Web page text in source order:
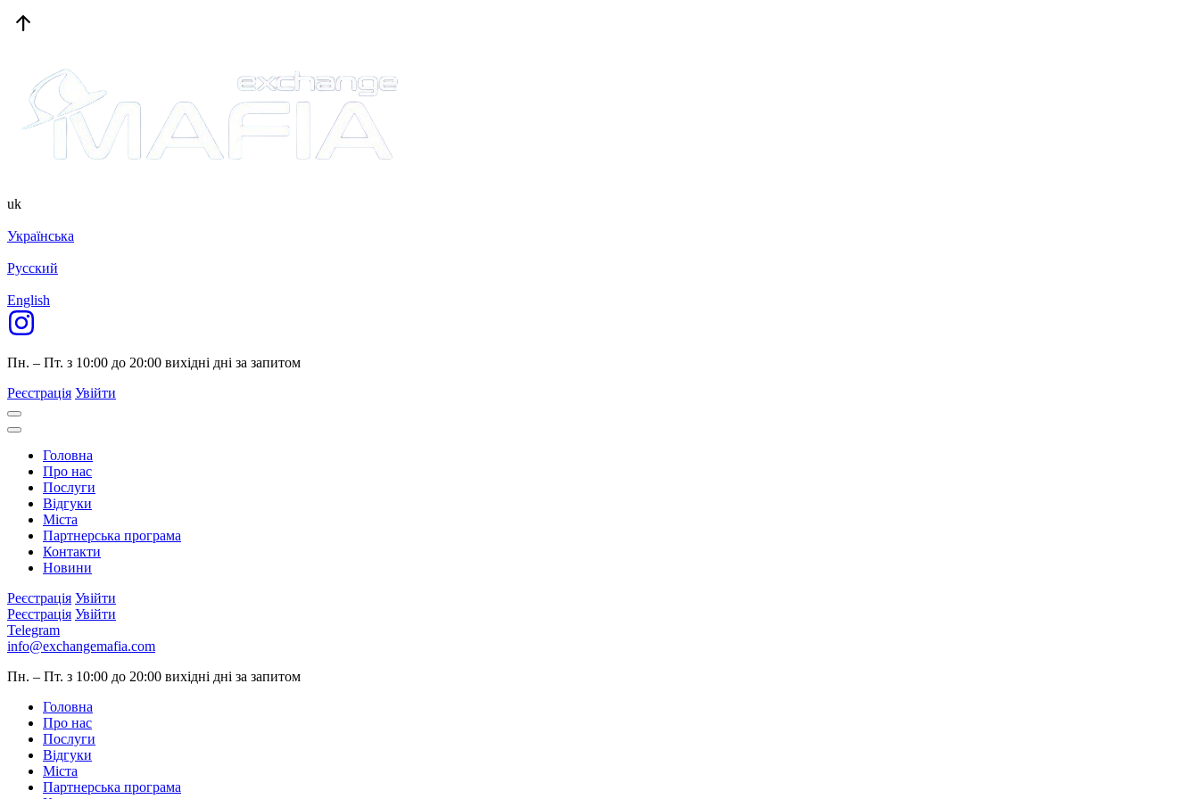
uk
Українська
Русский
English
Пн. – Пт. з 10:00 до 20:00 вихідні дні за запитом
Реєстрація Увійти
Головна
Про нас
Послуги
Відгуки
Міста
Партнерська програма
Контакти
Новини
Реєстрація Увійти
Реєстрація Увійти
Telegram
info@exchangemafia.com
Пн. – Пт. з 10:00 до 20:00 вихідні дні за запитом
Головна
Про нас
Послуги
Відгуки
Міста
Партнерська програма